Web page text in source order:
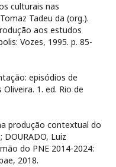
culturais nas
Tadeu da (org.).
aos estudos
Vozes, 1995. p. 85-
episódios de
1. ed. Rio de
produção contextual do
DOURADO, Luiz
do PNE 2014-2024:
2018.